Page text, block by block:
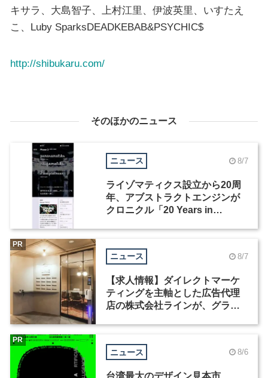
キサラ、大島智子、上村江里、伊波英里、いすたえ
こ、Luby SparksDEADKEBAB&PSYCHIC$
http://shibukaru.com/
そのほかのニュース
ニュース 8/7
ライゾマティクス設立から20周
年、アブストラクトエンジンが
クロニクル「20 Years in
ニュース 8/7
【求人情報】ダイレクトマーケ
ティングを主軸とした広告代理
店の株式会社ラインが、グラフ
PR
ニュース 8/6
PR